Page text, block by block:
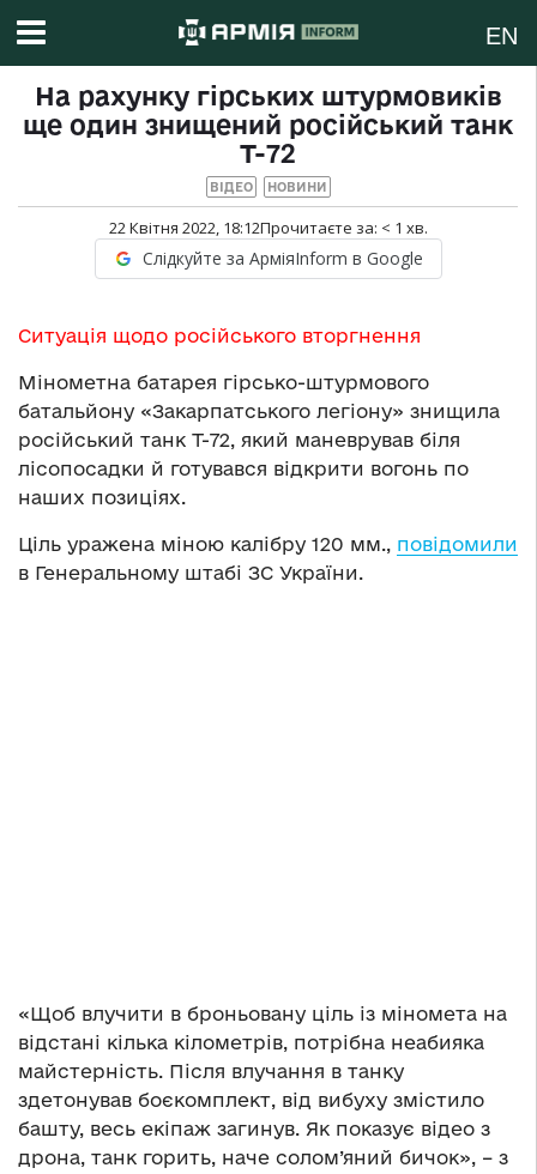
EN
На рахунку гірських штурмовиків
ще один знищений російський танк
Т-72
ВІДЕО НОВИНИ
22 Квітня 2022, 18:12Прочитаєте за: < 1 хв.
Слідкуйте за АрміяInform в Google
Ситуація щодо російського вторгнення
Мінометна батарея гірсько-штурмового
батальйону «Закарпатського легіону» знищила
російський танк Т-72, який маневрував біля
лісопосадки й готувався відкрити вогонь по
наших позиціях.
Ціль уражена міною калібру 120 мм., повідомили
в Генеральному штабі ЗС України.
«Щоб влучити в броньовану ціль із міномета на
відстані кілька кілометрів, потрібна неабияка
майстерність. Після влучання в танку
здетонував боєкомплект, від вибуху змістило
башту, весь екіпаж загинув. Як показує відео з
дрона, танк горить, наче солом’яний бичок», – з